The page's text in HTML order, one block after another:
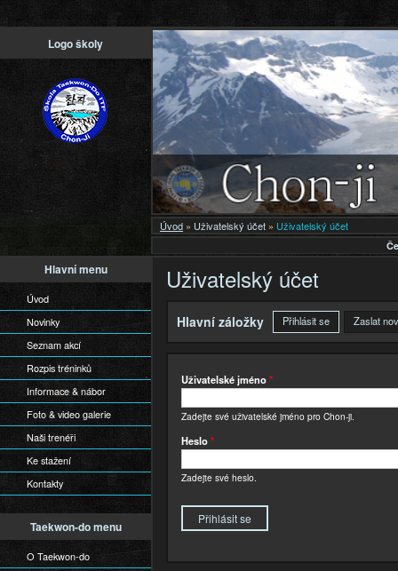
Logo školy
Úvod » Uživatelský účet » Uživatelský účet
Hlavní menu
Úvod
Novinky
Seznam akcí
Rozpis tréninků
Informace & nábor
Foto & video galerie
Naši trenéři
Ke stažení
Kontakty
Taekwon-do menu
O Taekwon-do
Uživatelský účet
Hlavní záložky Přihlásit se (aktivníZaslat
Uživatelské jméno*
Zadejte své uživatelské jméno pro Chon-ji.
Heslo*
Zadejte své heslo.